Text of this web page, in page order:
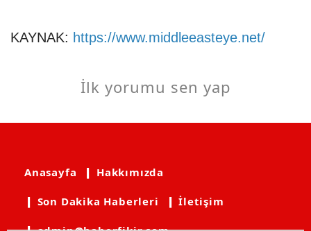
KAYNAK: https://www.middleeasteye.net/
İlk yorumu sen yap
Anasayfa ❙ Hakkımızda
❙ Son Dakika Haberleri ❙ İletişim